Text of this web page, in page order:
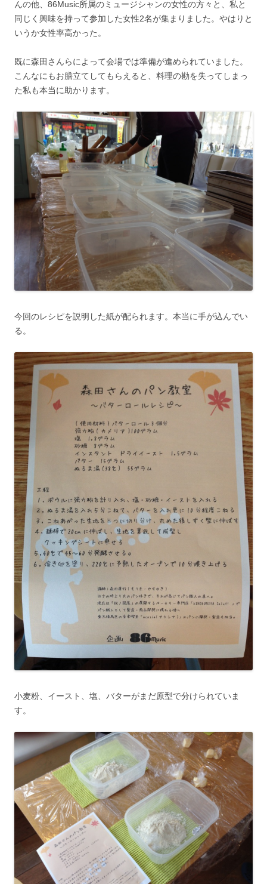
んの他、86Music所属のミュージシャンの女性の方々と、私と
同じく興味を持って参加した女性2名が集まりました。やはりと
いうか女性率高かった。
既に森田さんらによって会場では準備が進められていました。
こんなにもお膳立てしてもらえると、料理の勘を失ってしまっ
た私も本当に助かります。
今回のレシピを説明した紙が配られます。本当に手が込んでい
る。
小麦粉、イースト、塩、バターがまだ原型で分けられていま
す。